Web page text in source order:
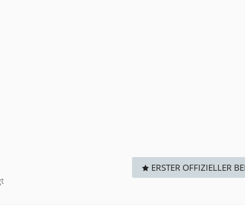
ERSTER OFFIZIELLER